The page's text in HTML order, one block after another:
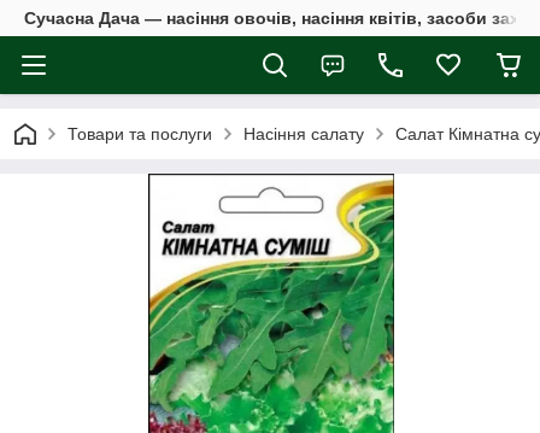
Сучасна Дача — насіння овочів, насіння квітів, засоби
Товари та послуги Насіння салату Салат Кімнатна